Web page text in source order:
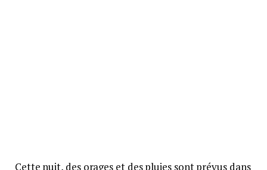
Cette nuit, des orages et des pluies sont prévus dans